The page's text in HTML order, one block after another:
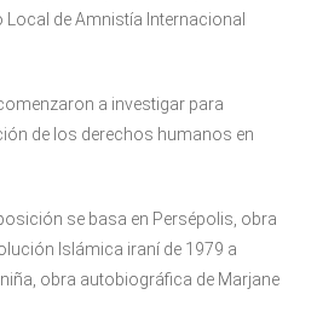
de Amnistía Internacional
a investigar para
de los derechos humanos en
se basa en Persépolis, obra
Islámica iraní de 1979 a
obra autobiográfica de Marjane